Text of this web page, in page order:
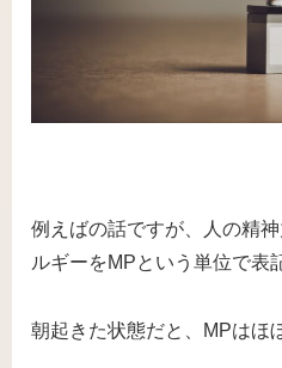
例えばの話ですが、人の精
ルギーをMPという単位で表
朝起きた状態だと、MPはほ